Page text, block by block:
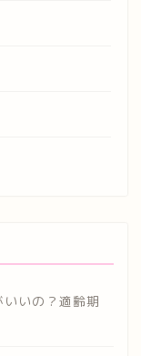
いの？適齢期